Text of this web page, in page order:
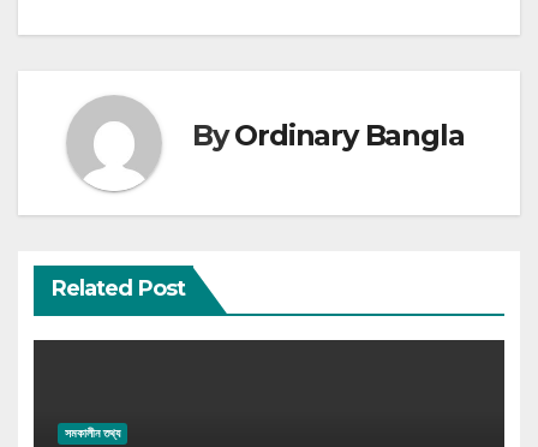
ByOrdinary Bangla
Related Post
সমকালীন তথ্য